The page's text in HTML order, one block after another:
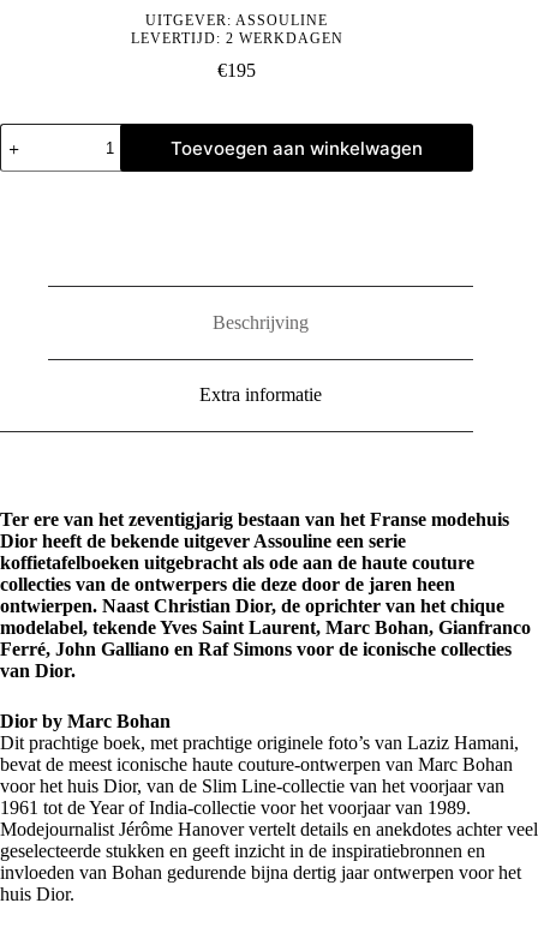
UITGEVER:ASSOULINE
LEVERTIJD: 2 WERKDAGEN
€195
Dior
by
Marc
Toevoegen aan winkelwagen
Beschrijving
Extra informatie
Ter ere van het zeventigjarig bestaan van het Franse modehuis
Dior heeft de bekende uitgever Assouline een serie
koffietafelboeken uitgebracht als ode aan de haute couture
collecties van de ontwerpers die deze door de jaren heen
ontwierpen. Naast Christian Dior, de oprichter van het chique
modelabel, tekende Yves Saint Laurent, Marc Bohan, Gianfranco
Ferré, John Galliano en Raf Simons voor de iconische collecties
van Dior.
Dior by Marc Bohan
Dit prachtige boek, met prachtige originele foto’s van Laziz Hamani,
bevat de meest iconische haute couture-ontwerpen van Marc Bohan
voor het huis Dior, van de Slim Line-collectie van het voorjaar van
1961 tot de Year of India-collectie voor het voorjaar van 1989.
Modejournalist Jérôme Hanover vertelt details en anekdotes achter veel
geselecteerde stukken en geeft inzicht in de inspiratiebronnen en
invloeden van Bohan gedurende bijna dertig jaar ontwerpen voor het
huis Dior.